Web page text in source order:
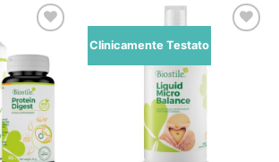
dei
desideri
Clinicamente Testato